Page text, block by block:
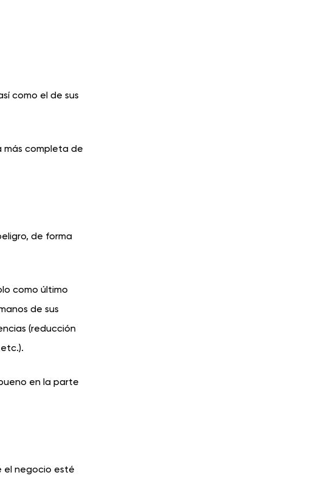
como el de sus
más completa de
de forma
como último
de sus
(reducción
en la parte
el negocio esté